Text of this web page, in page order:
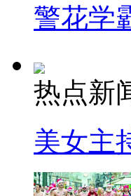
警花学
热点新
美女主